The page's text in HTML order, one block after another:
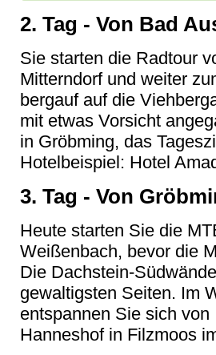
2. Tag - Von Bad
Sie starten die Radtour
Mitterndorf und weiter
bergauf auf die
mit etwas Vorsicht
in Gröbming, das
Hotelbeispiel: Hotel
3. Tag - Von
Heute starten Sie die
Weißenbach, bevor die
Die Dachstein-
gewaltigsten Seiten. Im
entspannen Sie sich von
Hanneshof in Filzmoos